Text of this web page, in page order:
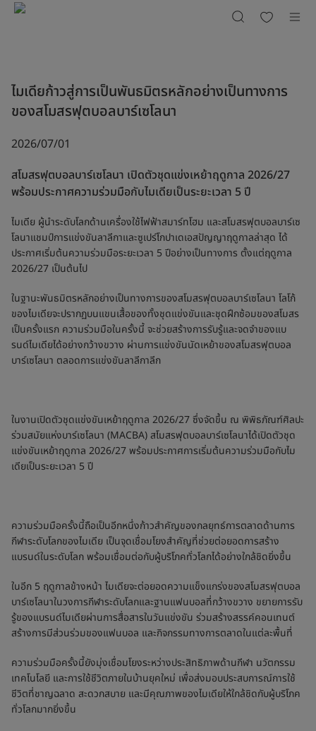
ทางการ
ฟุตบอล
ไมเดียก้าวสู่การเป็นพันธมิตรหลักอย่างเป็นทางการ
ของสโมสรฟุตบอลบาร์เซโลนา
สโมสรฟุตบอลบาร์เซโลนา เปิดตัวชุดแข่งเหย้าฤดูกาล 2026/27
พร้อมประกาศความร่วมมือกับไมเดียเป็นระยะเวลา 5 ปี
2026/07/01
ไมเดีย ผู้นำระดับโลกด้านเครื่องใช้ไฟฟ้าสมาร์ทโฮม และสโมสรฟุตบอลบาร์เซ
โลนาแชมป์การแข่งขันลาลีกาและซูเปร์โกปาเดเอสปัญญาฤดูกาลล่าสุด ได้
ประกาศเริ่มต้นความร่วมมือระยะเวลา 5 ปีอย่างเป็นทางการ ตั้งแต่ฤดูกาล
2026/27 เป็นต้นไป
ในฐานะพันธมิตรหลักอย่างเป็นทางการของสโมสรฟุตบอลบาร์เซโลนา โลโก้
ของไมเดียจะปรากฏบนแขนเสื้อของทั้งชุดแข่งขันและชุดฝึกซ้อมของสโมสร
เป็นครั้งแรก ความร่วมมือในครั้งนี้ จะช่วยสร้างการรับรู้และจดจำของแบ
รนด์ไมเดียได้อย่างกว้างขวาง ผ่านการแข่งขันนัดเหย้าของสโมสรฟุตบอล
บาร์เซโลนา ตลอดการแข่งขันลาลีกาลีก
ในงานเปิดตัวชุดแข่งขันเหย้าฤดูกาล 2026/27 ซึ่งจัดขึ้น ณ พิพิธภัณฑ์ศิลปะ
ร่วมสมัยแห่งบาร์เซโลนา (MACBA) สโมสรฟุตบอลบาร์เซโลนาได้เปิดตัวชุด
แข่งขันเหย้าฤดูกาล 2026/27 พร้อมประกาศการเริ่มต้นความร่วมมือกับไม
เดียเป็นระยะเวลา 5 ปี
ความร่วมมือครั้งนี้ถือเป็นอีกหนึ่งก้าวสำคัญของกลยุทธ์การตลาดด้านการ
กีฬาระดับโลกของไมเดีย เป็นจุดเชื่อมโยงสำคัญที่ช่วยต่อยอดการสร้าง
แบรนด์ในระดับโลก พร้อมเชื่อมต่อกับผู้บริโภคทั่วโลกได้อย่างใกล้ชิดยิ่งขึ้น
ในอีก 5 ฤดูกาลข้างหน้า ไมเดียจะต่อยอดความแข็งแกร่งของสโมสรฟุตบอล
บาร์เซโลนาในวงการกีฬาระดับโลกและฐานแฟนบอลที่กว้างขวาง ขยายการรับ
รู้ของแบรนด์ไมเดียผ่านการสื่อสารในวันแข่งขัน ร่วมสร้างสรรค์คอนเทนต์
สร้างการมีส่วนร่วมของแฟนบอล และกิจกรรมทางการตลาดในแต่ละพื้นที่
ความร่วมมือครั้งนี้ยังมุ่งเชื่อมโยงระหว่างประสิทธิภาพด้านกีฬา นวัตกรรม
เทคโนโลยี และการใช้ชีวิตภายในบ้านยุคใหม่ เพื่อส่งมอบประสบการณ์การใช้
ชีวิตที่ชาญฉลาด สะดวกสบาย และมีคุณภาพของไมเดียให้ใกล้ชิดกับผู้บริโภค
ทั่วโลกมากยิ่งขึ้น